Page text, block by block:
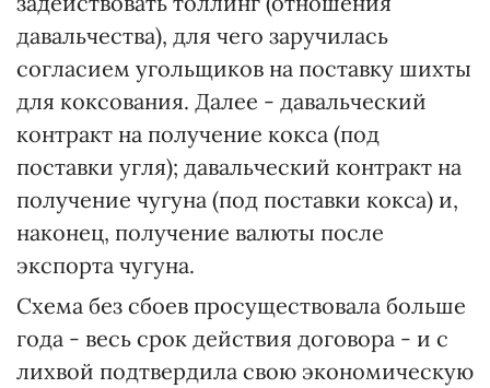
давальчества), для чего заручилась
согласием угольщиков на поставку шихты
для коксования. Далее - давальческий
контракт на получение кокса (под
поставки угля); давальческий контракт на
получение чугуна (под поставки кокса) и,
наконец, получение валюты после
экспорта чугуна.
Схема без сбоев просуществовала больше
года - весь срок действия договора - и с
лихвой подтвердила свою экономическую